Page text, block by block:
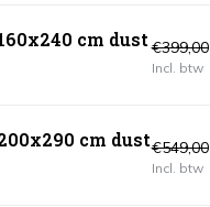
cm dust €399,00
Incl. btw
cm dust€549,00
Incl. btw